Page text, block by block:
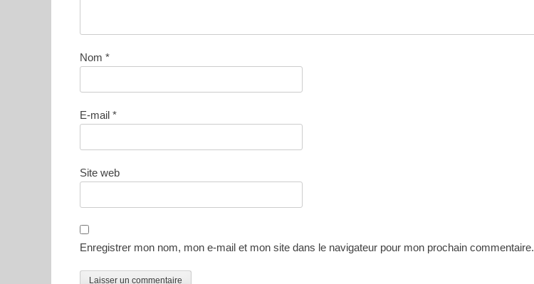
Nom *
E-mail *
Site web
Enregistrer mon nom, mon e-mail et mon site dans le navigateur pour mon prochain commentaire.